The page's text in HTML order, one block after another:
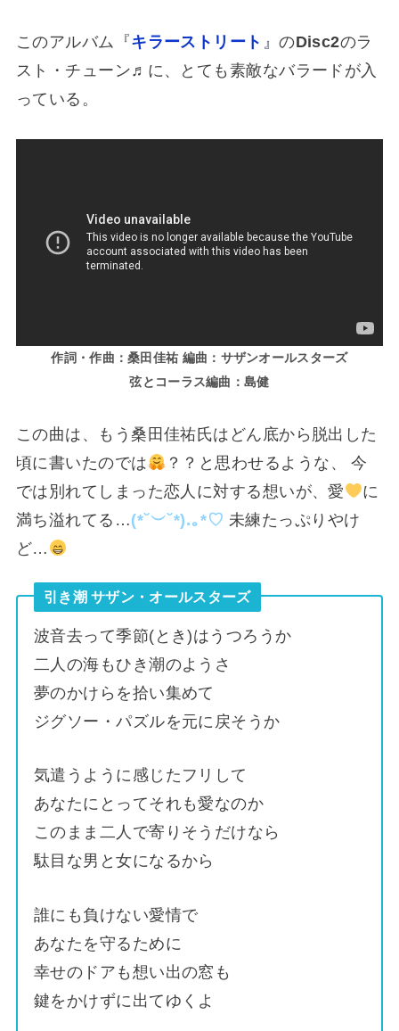
このアルバム『キラーストリート 』のDisc2のラ
スト・チューン♬に、とても素敵なバラードが入
っている。
作詞・作曲：桑田佳祐 編曲：サザンオールスターズ
弦とコーラス編曲：島健
この曲は、もう桑田佳祐氏はどん底から脱出した
頃に書いたのでは
？？と思わせるような、 今
では別れてしまった恋人に対する想いが、愛
に
満ち溢れてる…(⁠*⁠˘⁠︶⁠˘⁠*⁠)⁠.⁠｡⁠*⁠♡ 未練たっぷりやけ
ど…
引き潮 サザン・オールスターズ
波音去って季節(とき)はうつろうか
二人の海もひき潮のようさ
夢のかけらを拾い集めて
ジグソー・パズルを元に戻そうか
気遣うように感じたフリして
あなたにとってそれも愛なのか
このまま二人で寄りそうだけなら
駄目な男と女になるから
誰にも負けない愛情で
あなたを守るために
幸せのドアも想い出の窓も
鍵をかけずに出てゆくよ